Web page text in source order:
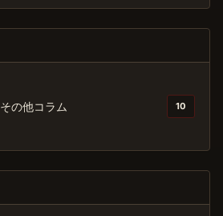
その他コラム 10